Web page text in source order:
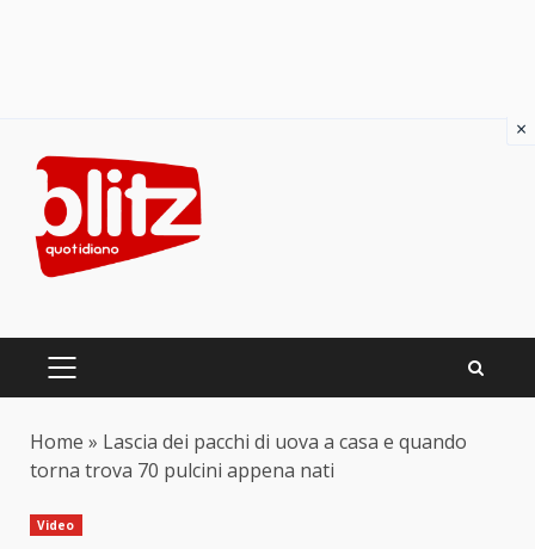
content
PRIMARY
Home » Lascia dei pacchi di uova a casa e quando
torna trova 70 pulcini appena nati
Video
×